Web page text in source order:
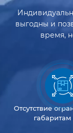
выгодны и
время,
Отсутствие
габаритам